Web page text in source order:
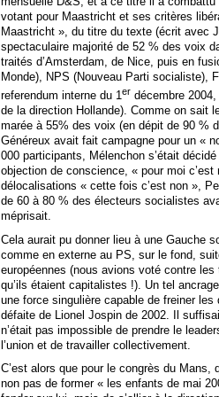
votant pour Maastricht et ses critères
Maastricht », du titre du texte (écrit avec
spectaculaire majorité de 52 % des voix
traités d’Amsterdam, de Nice, puis en
Monde), NPS (Nouveau Parti socialiste),
referendum interne du 1 er décembre
de la direction Hollande). Comme on sait
marée à 55% des voix (en dépit de 90 %
Généreux avait fait campagne pour un «
000 participants, Mélenchon s’était
objection de conscience, « pour moi
délocalisations « cette fois c’est non »,
de 60 à 80 % des électeurs socialistes
méprisait.
Cela aurait pu donner lieu à une Gauche
comme en externe au PS, sur le fond,
européennes (nous avions voté contre
qu’ils étaient capitalistes !). Un tel
une force singulière capable de freiner
défaite de Lionel Jospin de 2002. Il
n’était pas impossible de prendre le
l’union et de travailler collectivement.
C’est alors que pour le congrès du
non pas de former « les enfants de mai